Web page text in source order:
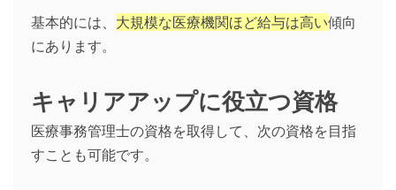
基本的には、 大規模な医療機関ほど給与は高い傾向
にあります。
キャリアアップに役立つ資格
医療事務管理士の資格を取得して、次の資格を目指
すことも可能です。